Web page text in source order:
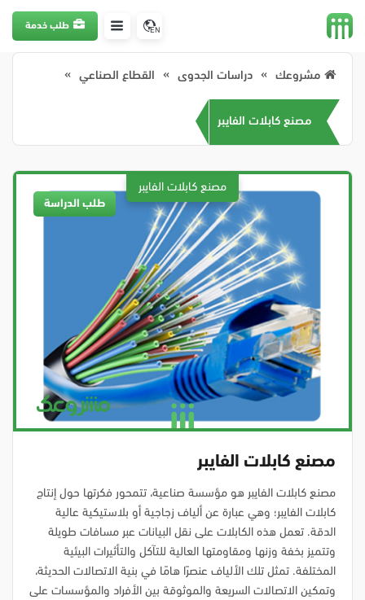
EN طلب خدمة
مشروعك دراسات الجدوى القطاع الصناعي
مصنع كابلات الفايبر
مصنع كابلات الفايبر
طلب الدراسة
مصنع كابلات الفايبر هو مؤسسة صناعية، تتمحور فكرتها حول إنتاج
كابلات الفايبر؛ وهي عبارة عن ألياف زجاجية أو بلاستيكية عالية
الدقة. تعمل هذه الكابلات على نقل البيانات عبر مسافات طويلة
وتتميز بخفة وزنها ومقاومتها العالية للتآكل والتأثيرات البيئية
المختلفة. تمثل تلك الألياف عنصرًا هامًا في بنية الاتصالات الحديثة،
وتمكين الاتصالات السريعة والموثوقة بين الأفراد والمؤسسات على